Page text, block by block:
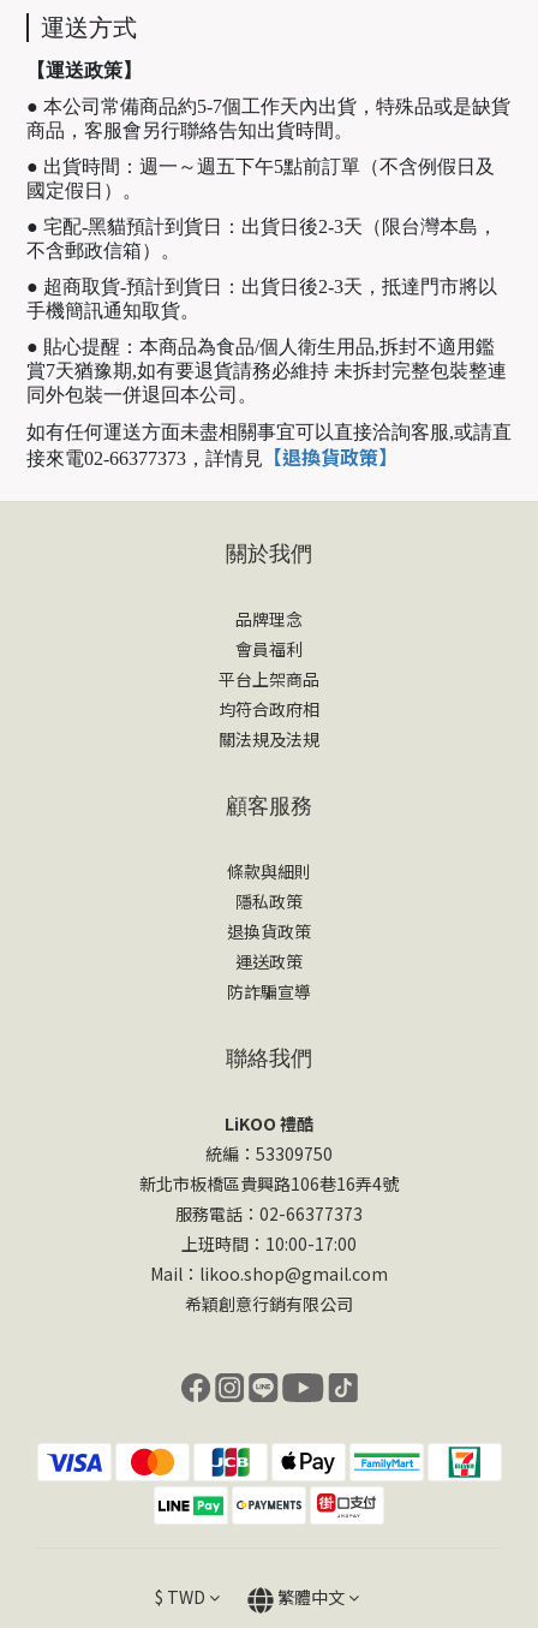
運送方式
【運送政策】
● 本公司常備商品約5-7個工作天內出貨，特殊品或是缺貨
商品，客服會另行聯絡告知出貨時間。
● 出貨時間：週一～週五下午5點前訂單（不含例假日及
國定假日）。
● 宅配-黑貓預計到貨日：出貨日後2-3天（限台灣本島，
不含郵政信箱）。
● 超商取貨-預計到貨日：出貨日後2-3天，抵達門市將以
手機簡訊通知取貨。
● 貼心提醒：本商品為食品/個人衛生用品,拆封不適用鑑
賞7天猶豫期,如有要退貨請務必維持 未拆封完整包裝整連
同外包裝一併退回本公司。
如有任何運送方面未盡相關事宜可以直接洽詢客服,或請直
接來電02-66377373， 詳情見 【退換貨政策】
關於我們
品牌理念
會員福利
平台上架商品
均符合政府相
關法規及法規
顧客服務
條款與細則
隱私政策
退換貨政策
運送政策
防詐騙宣導
聯絡我們
LiKOO 禮酷
統編：53309750
新北市板橋區貴興路106巷16弄4號
服務電話：02-66377373
上班時間：10:00-17:00
Mail：likoo.shop@gmail.com
希穎創意行銷有限公司
$ TWD 繁體中文